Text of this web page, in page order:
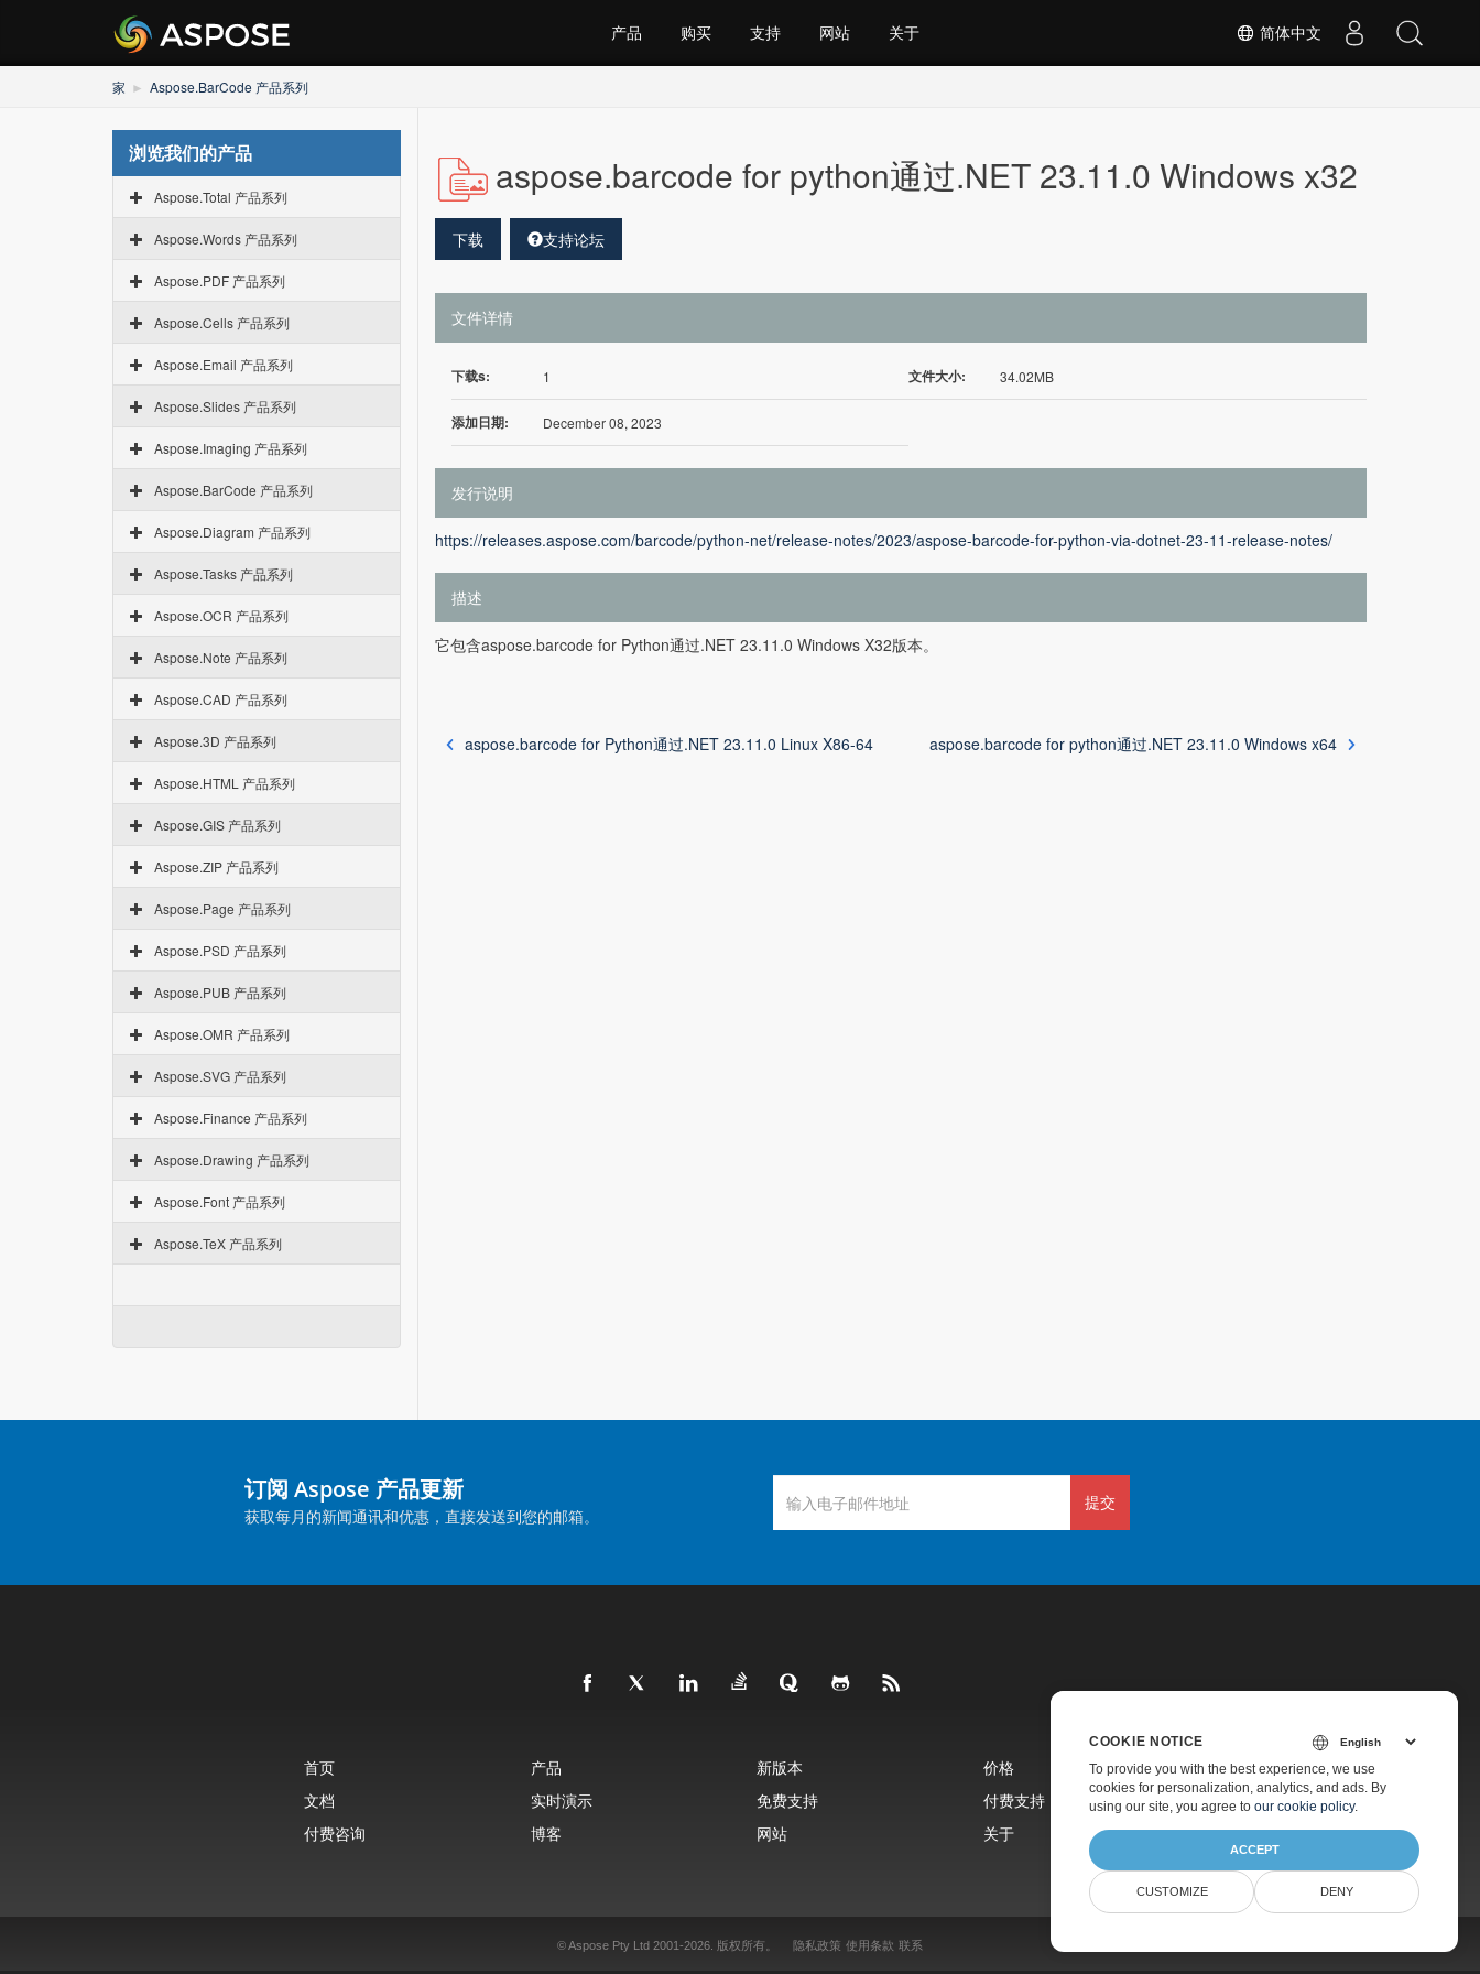
简体中文
产品 购买 支持 网站 关于
家 Aspose.BarCode 产品系列
浏览我们的产品
Aspose.Total 产品系列
Aspose.Words 产品系列
Aspose.PDF 产品系列
Aspose.Cells 产品系列
Aspose.Email 产品系列
Aspose.Slides 产品系列
Aspose.Imaging 产品系列
Aspose.BarCode 产品系列
Aspose.Diagram 产品系列
Aspose.Tasks 产品系列
Aspose.OCR 产品系列
Aspose.Note 产品系列
Aspose.CAD 产品系列
Aspose.3D 产品系列
Aspose.HTML 产品系列
Aspose.GIS 产品系列
Aspose.ZIP 产品系列
Aspose.Page 产品系列
Aspose.PSD 产品系列
Aspose.PUB 产品系列
Aspose.OMR 产品系列
Aspose.SVG 产品系列
Aspose.Finance 产品系列
Aspose.Drawing 产品系列
Aspose.Font 产品系列
Aspose.TeX 产品系列
aspose.barcode for python通过.NET 23.11.0 Windows x32
下载 支持论坛
文件详情
下载s: 1 文件大小: 34.02MB
添加日期: December 08, 2023
发行说明
https://releases.aspose.com/barcode/python-net/release-notes/2023/aspose-barcode-for-python-via-dotnet-23-11-release-notes/
描述
它包含aspose.barcode for Python通过.NET 23.11.0 Windows X32版本。
aspose.barcode for Python通过.NET 23.11.0 Linux X86-64 aspose.barcode for python通过.NET 23.11.0 Windows x64
订阅 Aspose 产品更新
获取每月的新闻通讯和优惠，直接发送到您的邮箱。
提交
首页 产品 新版本
价格
文档
实时演示 免费支持
付费支持
付费咨询
博客 网站 关于
© Aspose Pty Ltd 2001-2026. 版权所有。 隐私政策 使用条款 联系
COOKIE NOTICE
To provide you with the best experience, we use
cookies for personalization, analytics, and ads. By
using our site, you agree to our cookie policy.
ACCEPT
CUSTOMIZE DENY